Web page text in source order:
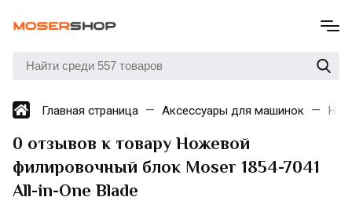
Главная страница Аксессуары для машинок
0 отзывов к товару Ножевой
филировочный блок Moser 1854-7041
All-in-One Blade